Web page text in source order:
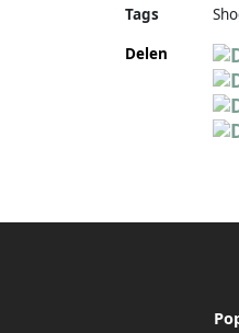
Tags
Delen